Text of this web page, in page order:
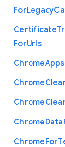
ForLegacy
Certificate
ForUrls
ChromeApps
Chrome
Chrome
ChromeData
ChromeFor